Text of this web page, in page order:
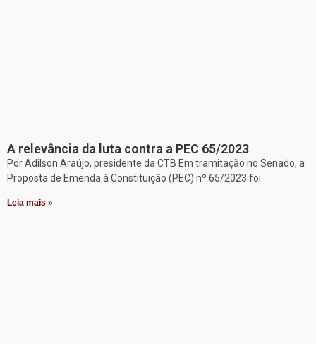
A relevância da luta contra a PEC 65/2023
Por Adilson Araújo, presidente da CTB Em tramitação no Senado, a
Proposta de Emenda à Constituição (PEC) nº 65/2023 foi
Leia mais »